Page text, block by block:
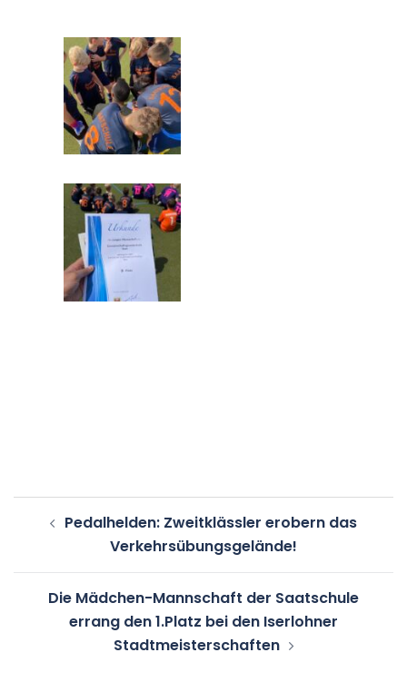
Beitragsnavigation
Pedalhelden: Zweitklässler erobern das
Verkehrsübungsgelände!
Die Mädchen-Mannschaft der Saatschule
errang den 1.Platz bei den Iserlohner
Stadtmeisterschaften